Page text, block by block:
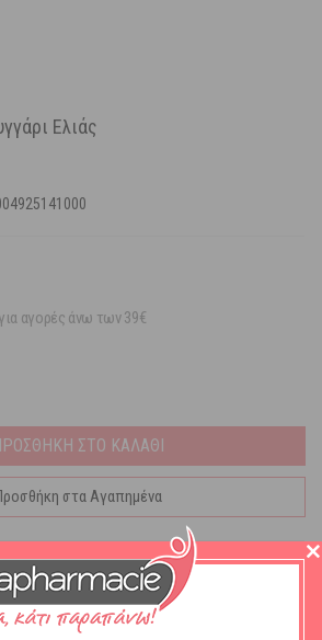
Ελιάς
αγορές άνω των 39€
ΣΤΟ ΚΑΛΑΘΙ
στα Αγαπημένα
Ελιάς.
ελιάς για το μπάνιο
και παιδιά
τεχνολογίες, συνδυάζοντας την